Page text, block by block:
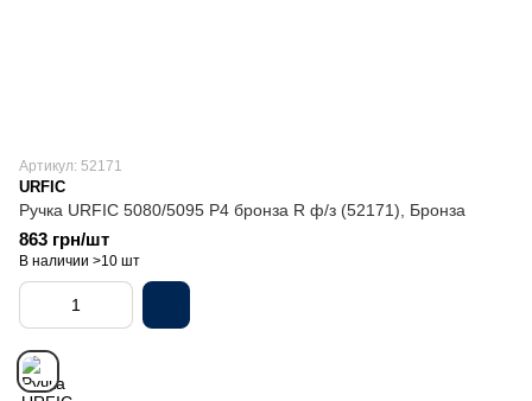
Артикул: 52171
URFIC
Ручка URFIC 5080/5095 P4 бронза R ф/з (52171), Бронза
863 грн/шт
В наличии >10 шт